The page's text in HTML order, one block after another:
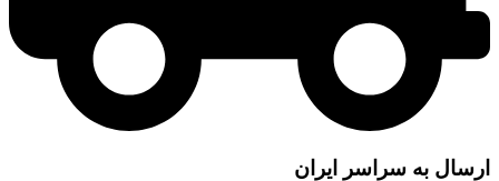
ارسال به سراسر ایران